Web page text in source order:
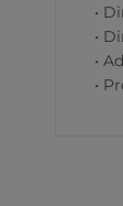
•
•
•
•